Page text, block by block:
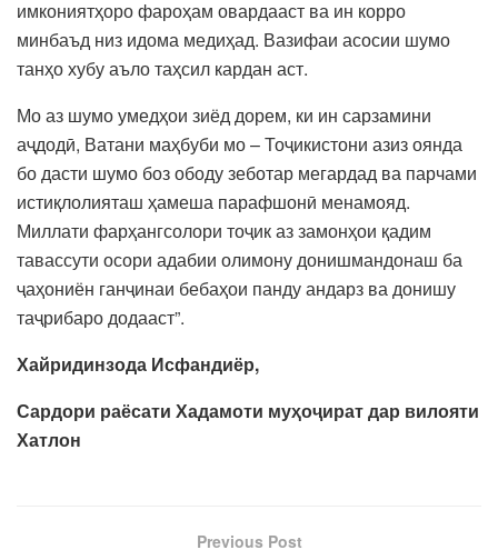
имкониятҳоро фароҳам овардааст ва ин корро
минбаъд низ идома медиҳад. Вазифаи асосии шумо
танҳо хубу аъло таҳсил кардан аст.
Мо аз шумо умедҳои зиёд дорем, ки ин сарзамини
аҷдодӣ, Ватани маҳбуби мо – Тоҷикистони азиз оянда
бо дасти шумо боз ободу зеботар мегардад ва парчами
истиқлолияташ ҳамеша парафшонӣ менамояд.
Миллати фарҳангсолори тоҷик аз замонҳои қадим
тавассути осори адабии олимону донишмандонаш ба
ҷаҳониён ганҷинаи бебаҳои панду андарз ва донишу
таҷрибаро додааст”.
Хайридинзода Исфандиёр,
Сардори раёсати Хадамоти муҳоҷират дар вилояти
Хатлон
Previous Post